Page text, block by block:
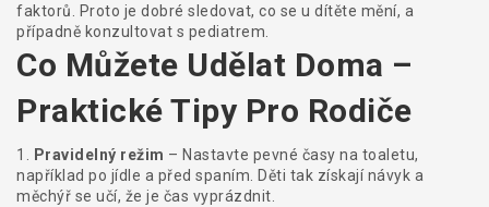
faktorů. Proto je dobré sledovat, co se u dítěte mění, a
případně konzultovat s pediatrem.
Co Můžete Udělat Doma –
Praktické Tipy Pro Rodiče
1. Pravidelný režim – Nastavte pevné časy na toaletu,
například po jídle a před spaním. Děti tak získají návyk a
měchýř se učí, že je čas vyprázdnit.